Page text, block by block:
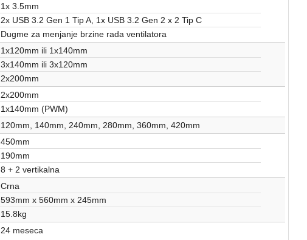
1x 3.5mm
2x USB 3.2 Gen 1 Tip A, 1x USB 3.2 Gen 2 x 2 Tip C
Dugme za menjanje brzine rada ventilatora
1x120mm ili 1x140mm
3x140mm ili 3x120mm
2x200mm
2x200mm
1x140mm (PWM)
120mm, 140mm, 240mm, 280mm, 360mm, 420mm
450mm
190mm
8 + 2 vertikalna
Crna
593mm x 560mm x 245mm
15.8kg
24 meseca